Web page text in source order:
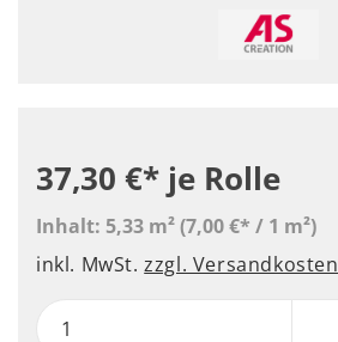
37,30 €* je Rolle
Inhalt: 5,33 m²(7,00 €* / 1 m²)
inkl. MwSt.zzgl. Versandkosten